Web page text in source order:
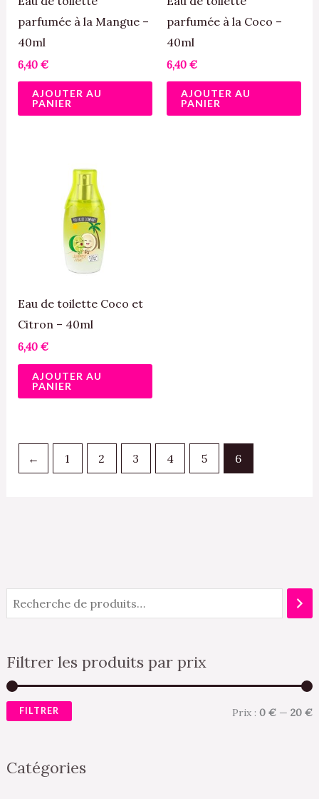
Filtrer les produits par prix
FILTRER Prix :0 € —20 €
Catégories
parfumée à la Mangue –
40ml
6,40 €
AJOUTER AU
PANIER
parfumée à la Coco –
40ml
6,40 €
AJOUTER AU
PANIER
Eau de toilette Coco et
Citron – 40ml
6,40 €
AJOUTER AU
PANIER
← 1 2 3 4 5 6